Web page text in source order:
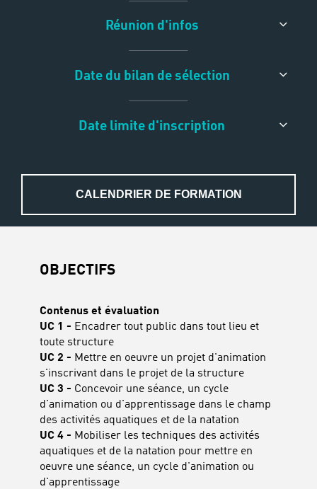
Réunion d'infos
Date du bilan de sélection
Date limite d'inscription
CALENDRIER DE FORMATION
OBJECTIFS
Contenus et évaluation
UC 1 - Encadrer tout public dans tout lieu et
toute structure
UC 2 - Mettre en oeuvre un projet d'animation
s'inscrivant dans le projet de la structure
UC 3 - Concevoir une séance, un cycle
d'animation ou d'apprentissage dans le champ
des activités aquatiques et de la natation
UC 4 - Mobiliser les techniques des activités
aquatiques et de la natation pour mettre en
oeuvre une séance, un cycle d'animation ou
d'apprentissage